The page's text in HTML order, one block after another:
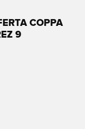
COPPA
9